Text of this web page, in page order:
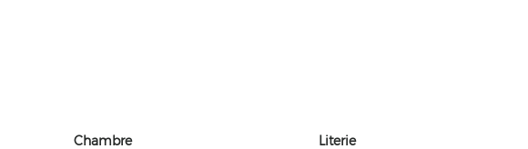
Chambre Literie